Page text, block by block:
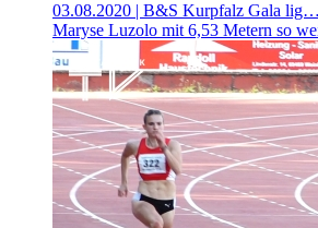
03.08.2020 | B&S Kurpfalz Gala lig…
Maryse Luzolo mit 6,53 Metern so